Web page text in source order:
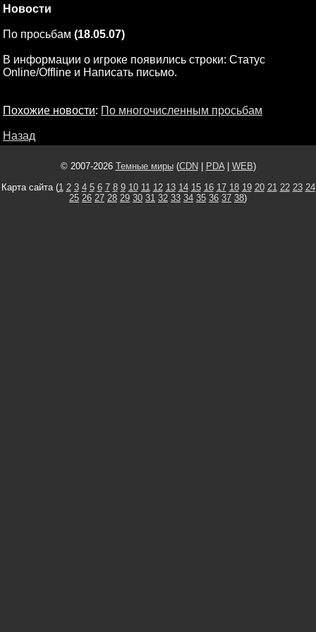
Новости
По просьбам (18.05.07)
В информации о игроке появились строки: Статус
Online/Offline и Написать письмо.
Похожие новости: По многочисленным просьбам
Назад
© 2007-2026 Темные миры(CDN PDA| WEB)
Карта сайта (1 2 3 4 5 6 7 8 9 10 11 12 13 14 15 16 17 18 19 20 21 22 23 24
25 26 27 28 29 30 31 32 33 34 35 36 37 38)